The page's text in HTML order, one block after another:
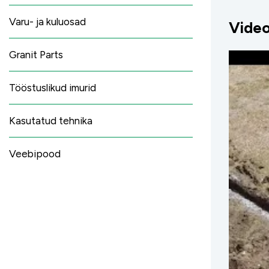
Varu- ja kuluosad
Granit Parts
Tööstuslikud imurid
Kasutatud tehnika
Veebipood